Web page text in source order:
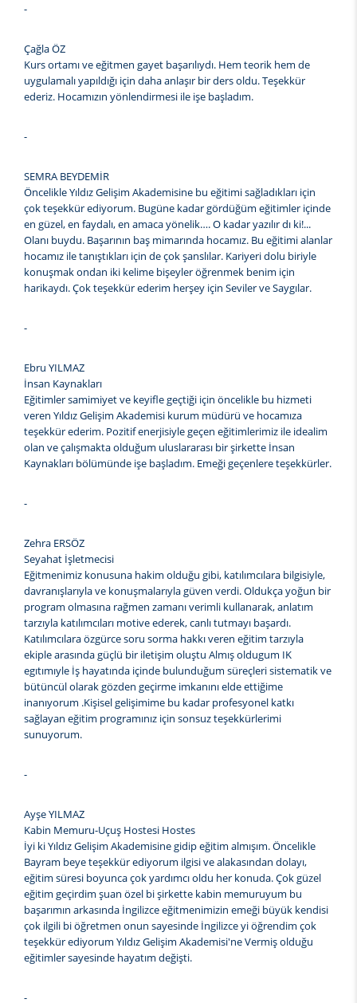
-
Çağla ÖZ
Kurs ortamı ve eğitmen gayet başarılıydı. Hem teorik hem de
uygulamalı yapıldığı için daha anlaşır bir ders oldu. Teşekkür
ederiz. Hocamızın yönlendirmesi ile işe başladım.
-
SEMRA BEYDEMİR
Öncelikle Yıldız Gelişim Akademisine bu eğitimi sağladıkları için
çok teşekkür ediyorum. Bugüne kadar gördüğüm eğitimler içinde
en güzel, en faydalı, en amaca yönelik…. O kadar yazılır dı ki!...
Olanı buydu. Başarının baş mimarında hocamız. Bu eğitimi alanlar
hocamız ile tanıştıkları için de çok şanslılar. Kariyeri dolu biriyle
konuşmak ondan iki kelime bişeyler öğrenmek benim için
harikaydı. Çok teşekkür ederim herşey için Seviler ve Saygılar.
-
Ebru YILMAZ
İnsan Kaynakları
Eğitimler samimiyet ve keyifle geçtiği için öncelikle bu hizmeti
veren Yıldız Gelişim Akademisi kurum müdürü ve hocamıza
teşekkür ederim. Pozitif enerjisiyle geçen eğitimlerimiz ile idealim
olan ve çalışmakta olduğum uluslararası bir şirkette İnsan
Kaynakları bölümünde işe başladım. Emeği geçenlere teşekkürler.
-
Zehra ERSÖZ
Seyahat İşletmecisi
Eğitmenimiz konusuna hakim olduğu gibi, katılımcılara bilgisiyle,
davranışlarıyla ve konuşmalarıyla güven verdi. Oldukça yoğun bir
program olmasına rağmen zamanı verimli kullanarak, anlatım
tarzıyla katılımcıları motive ederek, canlı tutmayı başardı.
Katılımcılara özgürce soru sorma hakkı veren eğitim tarzıyla
ekiple arasında güçlü bir iletişim oluştu Almış oldugum IK
egıtımıyle İş hayatında içinde bulunduğum süreçleri sistematik ve
bütüncül olarak gözden geçirme imkanını elde ettiğime
inanıyorum .Kişisel gelişimime bu kadar profesyonel katkı
sağlayan eğitim programınız için sonsuz teşekkürlerimi
sunuyorum.
-
Ayşe YILMAZ
Kabin Memuru-Uçuş Hostesi Hostes
İyi ki Yıldız Gelişim Akademisine gidip eğitim almışım. Öncelikle
Bayram beye teşekkür ediyorum ilgisi ve alakasından dolayı,
eğitim süresi boyunca çok yardımcı oldu her konuda. Çok güzel
eğitim geçirdim şuan özel bi şirkette kabin memuruyum bu
başarımın arkasında İngilizce eğitmenimizin emeği büyük kendisi
çok ilgili bi öğretmen onun sayesinde İngilizce yi öğrendim çok
teşekkür ediyorum Yıldız Gelişim Akademisi'ne Vermiş olduğu
eğitimler sayesinde hayatım değişti.
-